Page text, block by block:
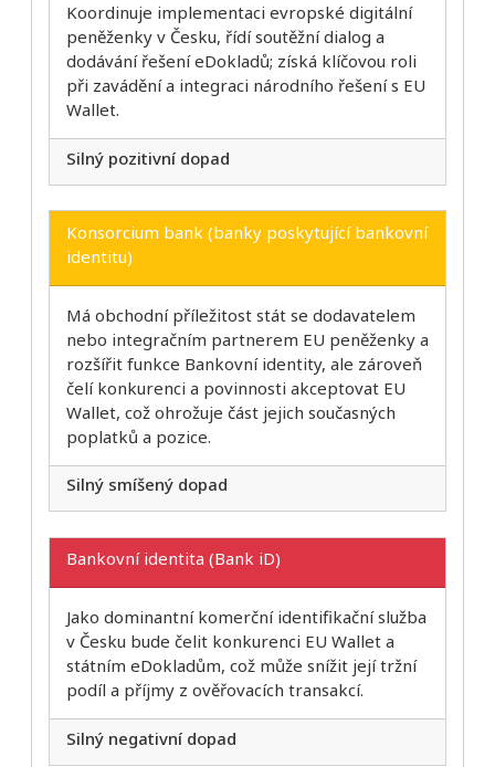
Koordinuje implementaci evropské digitální
peněženky v Česku, řídí soutěžní dialog a
dodávání řešení eDokladů; získá klíčovou roli
při zavádění a integraci národního řešení s EU
Wallet.
Silný pozitivní dopad
Konsorcium bank (banky poskytující bankovní
identitu)
Má obchodní příležitost stát se dodavatelem
nebo integračním partnerem EU peněženky a
rozšířit funkce Bankovní identity, ale zároveň
čelí konkurenci a povinnosti akceptovat EU
Wallet, což ohrožuje část jejich současných
poplatků a pozice.
Silný smíšený dopad
Bankovní identita (Bank iD)
Jako dominantní komerční identifikační služba
v Česku bude čelit konkurenci EU Wallet a
státním eDokladům, což může snížit její tržní
podíl a příjmy z ověřovacích transakcí.
Silný negativní dopad